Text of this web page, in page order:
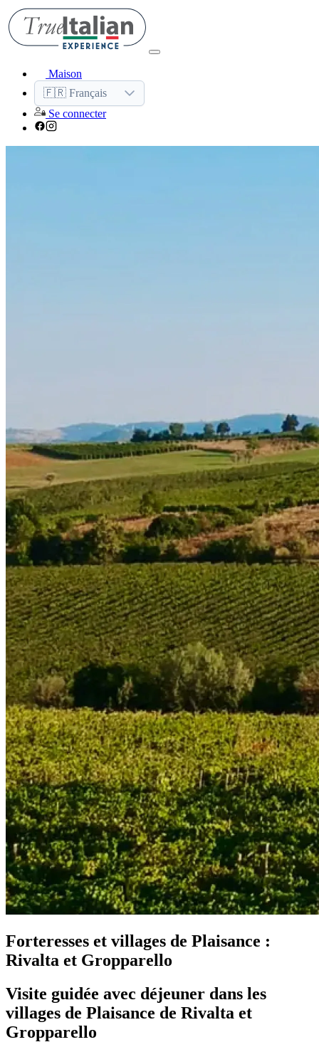
Maison
🇫🇷 Français
Se connecter
Forteresses et villages de Plaisance :
Rivalta et Gropparello
Visite guidée avec déjeuner dans les
villages de Plaisance de Rivalta et
Gropparello